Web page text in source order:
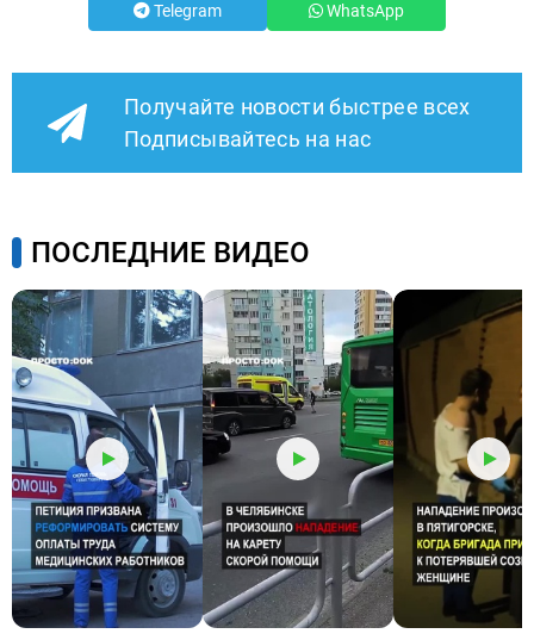
Telegram WhatsApp
Получайте новости быстрее всех
Подписывайтесь на нас
ПОСЛЕДНИЕ ВИДЕО